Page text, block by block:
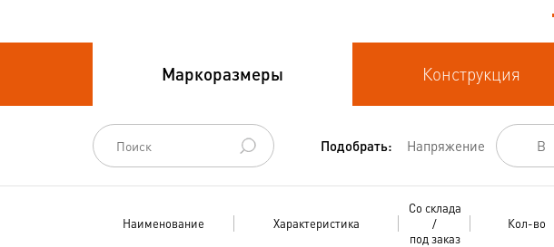
Провода силовые для
Провода
спец.назначения
Провода
Маркоразмеры Конструкция
Подобрать: Напряжение
Наименование Характеристика
Со склада
/
под заказ
Кол-во